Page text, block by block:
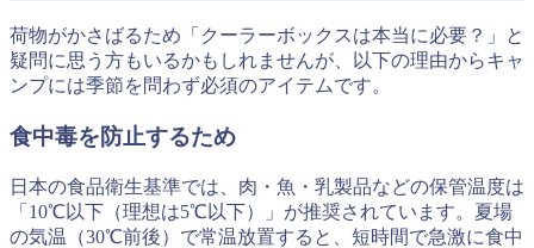
荷物がかさばるため「クーラーボックスは本当に必要？」と
疑問に思う方もいるかもしれませんが、以下の理由からキャ
ンプには季節を問わず必須のアイテムです。
食中毒を防止するため
日本の食品衛生基準では、肉・魚・乳製品などの保管温度は
「10℃以下（理想は5℃以下）」が推奨されています。夏場
の気温（30℃前後）で常温放置すると、短時間で急激に食中